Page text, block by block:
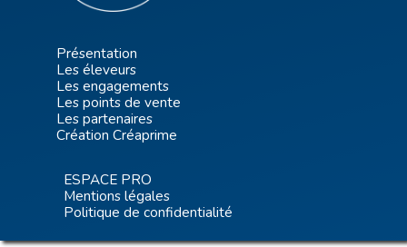
Présentation
Les éleveurs
Les engagements
Les points de vente
Les partenaires
Création Créaprime
ESPACE PRO
Mentions légales
Politique de confidentialité